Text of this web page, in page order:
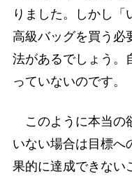
りました。しかし「
高級バッグを買う必
法があるでしょう。
っていないのです。
このように本当の
いない場合は目標へ
果的に達成できない